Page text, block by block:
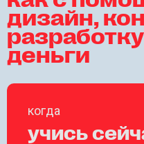
дизайн,
деньги
когда
учись